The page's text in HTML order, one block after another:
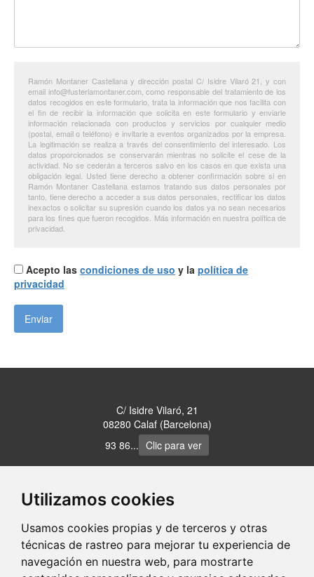
Utilizamos cookies
Usamos cookies propias y de terceros y otras
técnicas de rastreo para mejorar tu experiencia de
navegación en nuestra web, para mostrarte
Ramón Montaner Castellana y dirección postal C/ Isidre Vilaró 21, y con
email info@fusteriamontaner.com, como responsable del tratamiento de los
datos recogidos en este formulario, trata la información que nos facilita con
el fin de recibir la información que solicita en este formulario y enviarle
información relacionada con productos y servicios por cualquier medio
(postal, email o teléfono) e invitarle a eventos organizados por la empresa.
La legitimación se realiza a través del consentimiento del interesado. Los
datos proporcionados se conservarán mientras no solicite el cese de la
actividad. No se cederán a terceros salvo en los casos en que exista una
obligación legal. Usted tiene derecho a obtener confirmación sobre si en
Ramón Montaner Castellana estamos tratando sus datos personales por
tanto, tiene derecho a acceder a sus datos personales, rectificar los datos
inexactos o solicitar su supresión cuando los datos ya no sean necesarios
para los fines que fueron recogidos. Más información en nuestra política de
privacidad.
Acepto las condiciones de uso y la política de
privacidad
C/ Isidre Vilaró, 21
08280 Calaf (Barcelona)
93 86... Clic para ver
portaldetuciudad.com
Aviso Legal - Política de Privacidad - Política de Cookies - Control